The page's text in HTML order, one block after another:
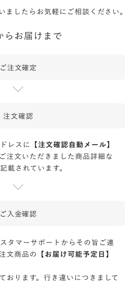
ましたらお気軽にご相談ください。
らお届けまで
ご注文確定
注文確認
レスに【注文確認自動メール】
注文いただきました商品詳細な
載されています。
ご入金確認
タマーサポートからその旨ご連
文商品の【お届け可能予定日 】
おります。行き違いにつきまして